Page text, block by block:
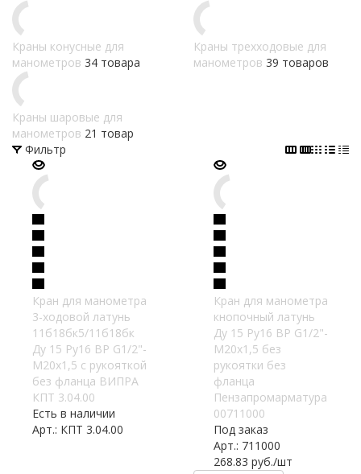
Краны конусные для
манометров 34 товара
Краны трехходовые для
манометров 39 товаров
Краны шаровые для
манометров 21 товар
Фильтр
Кран для манометра
3-ходовой латунь
11б18бк5/11б18бк
Ду 15 Ру16 ВР G1/2"-
М20х1,5 с рукояткой
без фланца ВИПРА
КПТ 3.04.00
Есть в наличии
Арт.: КПТ 3.04.00
Кран для манометра
кнопочный латунь
Ду 15 Ру16 ВР G1/2"-
М20х1,5 без
рукоятки без
фланца
Пензапромарматура
00711000
Под заказ
Арт.: 711000
268.83 руб./шт